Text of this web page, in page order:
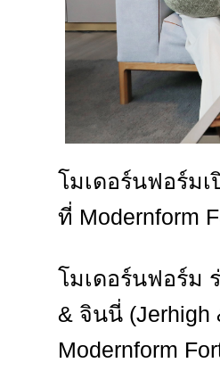
โมเดอร์นฟอร์มเ
ที่ Modernform
โมเดอร์นฟอร์ม
& จินนี่ (Jerhigh
Modernform